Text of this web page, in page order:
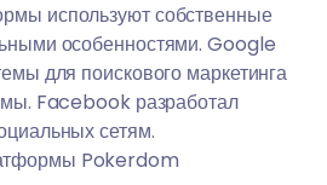
используют собственные
особенностями. Google
для поискового маркетинга
Facebook разработал
сетям.
Pokerdom